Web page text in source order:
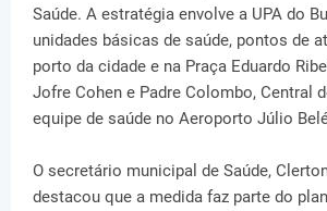
Saúde. A estratégia envolve a UPA do
unidades básicas de saúde, pontos de
porto da cidade e na Praça Eduardo
Jofre Cohen e Padre Colombo, Central
equipe de saúde no Aeroporto Júlio
O secretário municipal de Saúde,
destacou que a medida faz parte do